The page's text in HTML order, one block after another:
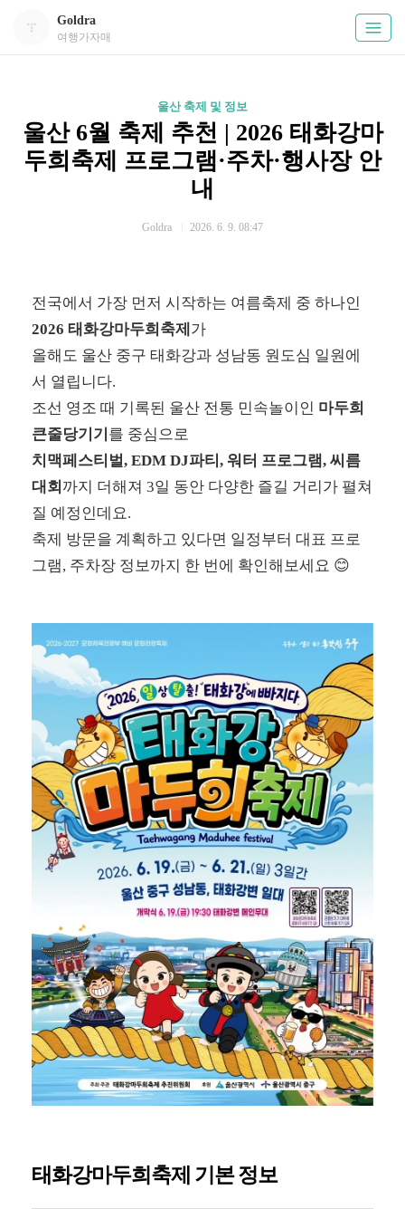
Goldra
여행가자매
울산 축제 및 정보
울산 6월 축제 추천 | 2026 태화강마
두희축제 프로그램·주차·행사장 안
내
Goldra 2026. 6. 9. 08:47
전국에서 가장 먼저 시작하는 여름축제 중 하나인
2026 태화강마두희축제 가
올해도 울산 중구 태화강과 성남동 원도심 일원에
서 열립니다.
조선 영조 때 기록된 울산 전통 민속놀이인 마두희
큰줄당기기 를 중심으로
치맥페스티벌, EDM DJ파티, 워터 프로그램, 씨름
대회 까지 더해져 3일 동안 다양한 즐길 거리가 펼쳐
질 예정인데요.
축제 방문을 계획하고 있다면 일정부터 대표 프로
그램, 주차장 정보까지 한 번에 확인해보세요 😊
태화강마두희축제 기본 정보